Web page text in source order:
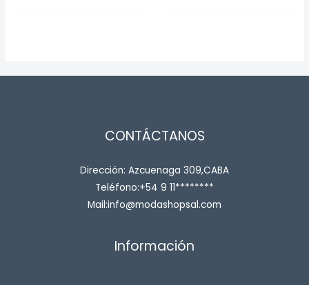
CONTÁCTANOS
Dirección: Azcuenaga 309,CABA
Teléfono:+54 9 11********
Mail:info@modashopsal.com
Información